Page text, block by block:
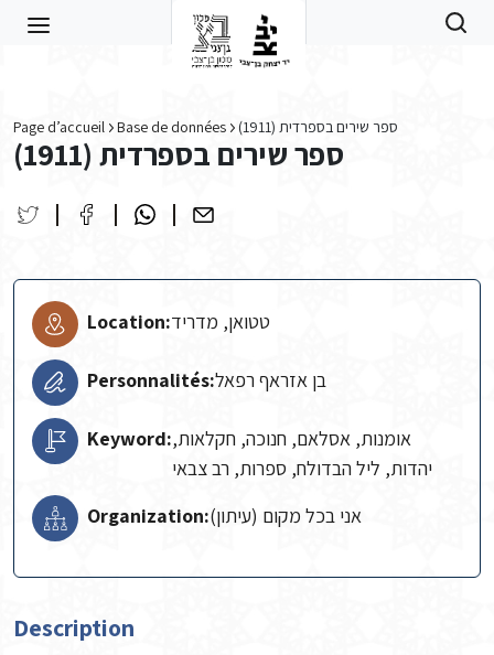
Page d’accueil Base de données ספר שירים בספרדית (1911)
ספר שירים בספרדית (1911)
Location:טטואן, מדריד
Personnalités:בן אזראף רפאל
Keyword:אומנות, אסלאם, חנוכה, חקלאות,
יהדות, ליל הבדולח, ספרות, רב צבאי
Organization:אני בכל מקום (עיתון)
Description